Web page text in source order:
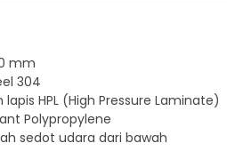
mm
304
lapis HPL (High Pressure Laminate)
Polypropylene
sedot udara dari bawah